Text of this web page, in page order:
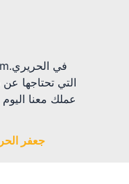
التي تحتاجها
عملك معنا
جعفر